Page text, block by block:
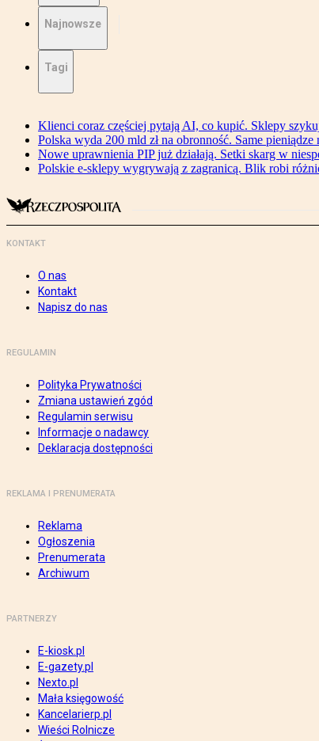
Najnowsze
Tagi
Klienci coraz częściej pytają AI, co kupić. Sklepy
Polska wyda 200 mld zł na obronność. Same
Nowe uprawnienia PIP już działają. Setki skarg w
Polskie e-sklepy wygrywają z zagranicą. Blik robi
KONTAKT
O nas
Kontakt
Napisz do nas
REGULAMIN
Polityka Prywatności
Zmiana ustawień zgód
Regulamin serwisu
Informacje o nadawcy
Deklaracja dostępności
REKLAMA I PRENUMERATA
Reklama
Ogłoszenia
Prenumerata
Archiwum
PARTNERZY
E-kiosk.pl
E-gazety.pl
Nexto.pl
Mała księgowość
Kancelarierp.pl
Wieści Rolnicze